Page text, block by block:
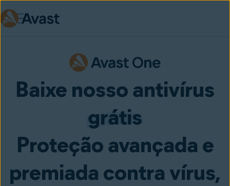
Baixe nosso antivírus
grátis
Proteção avançada e
premiada contra vírus,